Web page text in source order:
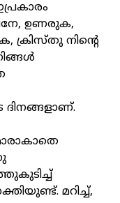
ഉണരുക,
ക്രിസ്തു നിന്റെ
ദിനങ്ങളാണ്.
മറിച്ച്,